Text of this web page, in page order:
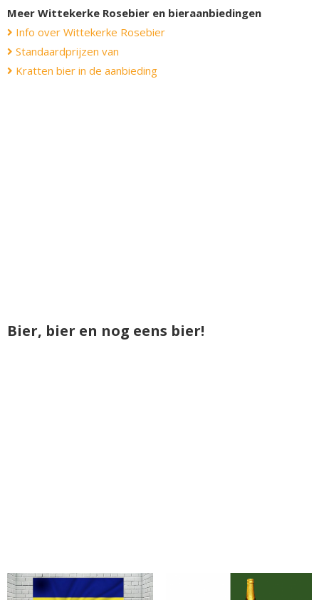
Meer Wittekerke Rosebier en bieraanbiedingen
Info over Wittekerke Rosebier
Standaardprijzen van
Kratten bier in de aanbieding
Bier, bier en nog eens bier!